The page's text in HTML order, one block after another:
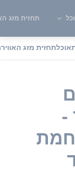
תחזית מזג
אוכלתחזית מזג האוויר
-